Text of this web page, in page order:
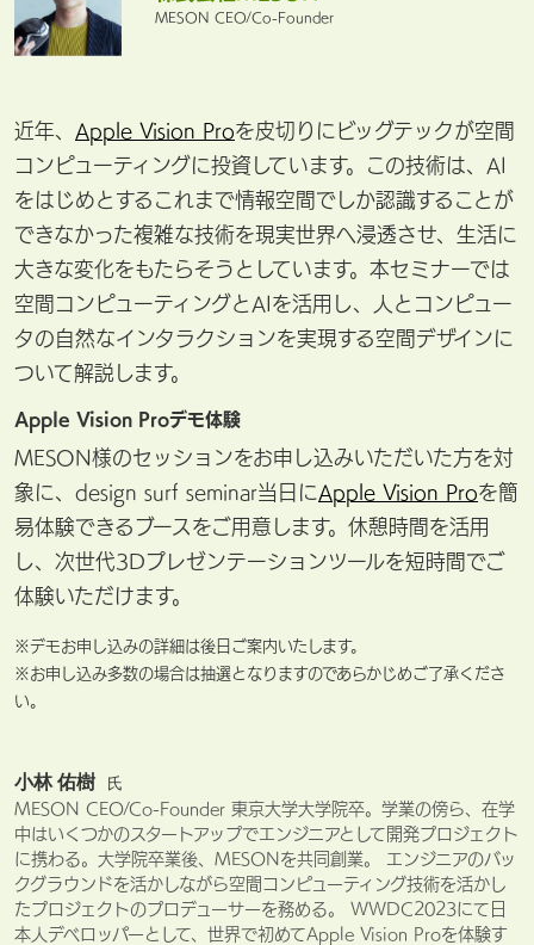
MESON CEO/Co-Founder
近年、 Apple Vision Proを皮切りにビッグテックが空間
コンピューティングに投資しています。この技術は、AI
をはじめとするこれまで情報空間でしか認識することが
できなかった複雑な技術を現実世界へ浸透させ、生活に
大きな変化をもたらそうとしています。本セミナーでは
空間コンピューティングとAIを活用し、人とコンピュー
タの自然なインタラクションを実現する空間デザインに
ついて解説します。
Apple Vision Proデモ体験
MESON様のセッションをお申し込みいただいた方を対
象に、design surf seminar当日にApple Vision Proを簡
易体験できるブースをご用意します。休憩時間を活用
し、次世代3Dプレゼンテーションツールを短時間でご
体験いただけます。
※デモお申し込みの詳細は後日ご案内いたします。
※お申し込み多数の場合は抽選となりますのであらかじめご了承くださ
い。
小林 佑樹 氏
MESON CEO/Co-Founder 東京大学大学院卒。学業の傍ら、在学
中はいくつかのスタートアップでエンジニアとして開発プロジェクト
に携わる。大学院卒業後、MESONを共同創業。 エンジニアのバッ
クグラウンドを活かしながら空間コンピューティング技術を活かし
たプロジェクトのプロデューサーを務める。 WWDC2023にて日
本人デベロッパーとして、世界で初めてApple Vision Proを体験す